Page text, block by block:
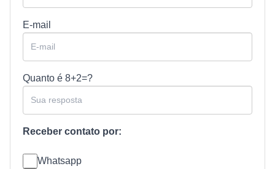
E-mail
Quanto é 8+2=?
Receber contato por:
Whatsapp